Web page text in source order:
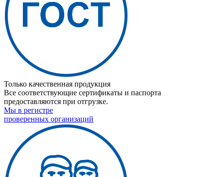
Только качественная продукция
Все соответствующие сертификаты и паспорта
предоставляются при отгрузке.
Мы в регистре
проверенных организаций